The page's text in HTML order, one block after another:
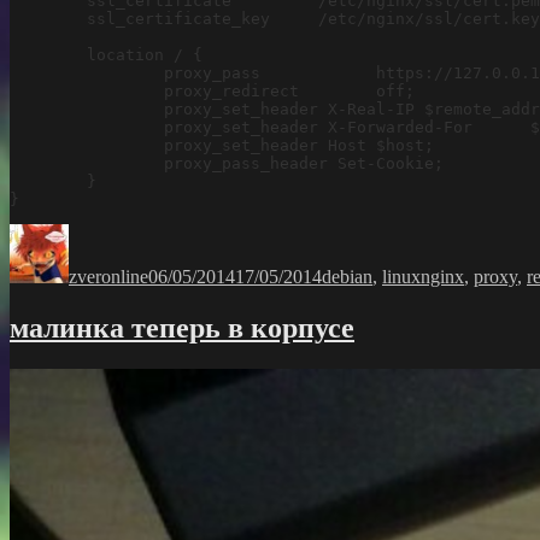
ssl_certificate_key     /etc/nginx/ssl/
        location / {
proxy_pass            https://
                proxy_redirect        off;
proxy_set_header X-Real-IP
proxy_set_header X-Forwarded-For
                proxy_set_header Host $host;
                proxy_pass_header Set-Cookie;
        }
}
zveronline06/05/201417/05/2014debian, linuxnginx, proxy,
малинка теперь в корпусе